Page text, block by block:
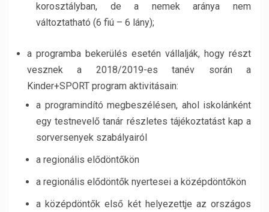
korosztályban, de a nemek aránya nem
változtatható (6 fiú – 6 lány);
a programba bekerülés esetén vállalják, hogy részt
vesznek a 2018/2019-es tanév során a
Kinder+SPORT program aktivitásain:
a programindító megbeszélésen, ahol iskolánként
egy testnevelő tanár részletes tájékoztatást kap a
sorversenyek szabályairól
a regionális elődöntőkön
a regionális elődöntők nyertesei a középdöntőkön
a középdöntők első két helyezettje az országos